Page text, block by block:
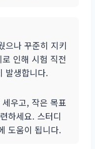
으나 꾸준히 지키
인해 시험 직전
발생합니다.
우고, 작은 목표
하세요. 스터디
도움이 됩니다.